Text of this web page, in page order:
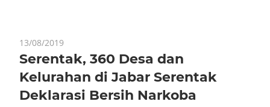
13/08/2019
Serentak, 360 Desa dan
Kelurahan di Jabar Serentak
Deklarasi Bersih Narkoba